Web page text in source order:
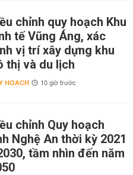
chỉnh quy hoạch Khu
tế Vũng Áng, xác
vị trí xây dựng khu
thị và du lịch
HOẠCH 10 giờ trước
chỉnh Quy hoạch
Nghệ An thời kỳ 2021
tầm nhìn đến năm